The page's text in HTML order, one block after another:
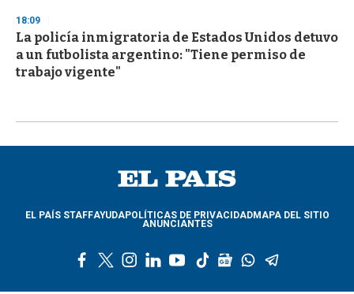
18:09
La policía inmigratoria de Estados Unidos detuvo
a un futbolista argentino: "Tiene permiso de
trabajo vigente"
EL PAÍS STAFFAYUDAPOLÍTICAS DE PRIVACIDADMAPA DEL SITIO
ANUNCIANTES
c
w
i
s
l
n
y
u
t
k
g
o
w
a
l